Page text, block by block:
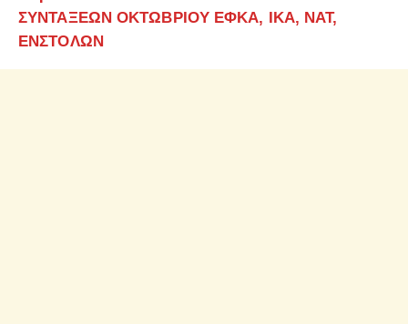
ΣΥΝΤΑΞΕΩΝ ΟΚΤΩΒΡΙΟΥ ΕΦΚΑ, ΙΚΑ, ΝΑΤ,
ΕΝΣΤΟΛΩΝ